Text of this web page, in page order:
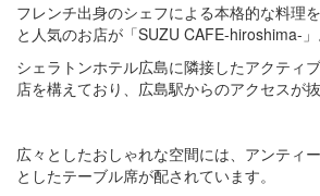
フレンチ出身のシェフによる本格的な料理
と人気のお店が「SUZU CAFE-hiroshima-」
シェラトンホテル広島に隣接したアクティ
店を構えており、広島駅からのアクセスが抜
広々としたおしゃれな空間には、アンティ
としたテーブル席が配されています。